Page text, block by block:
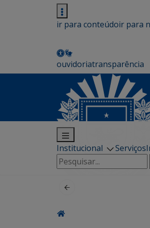
ir para conteúdoir para
ouvidoriatransparência
Institucional Serviços
Pesquisar
por: